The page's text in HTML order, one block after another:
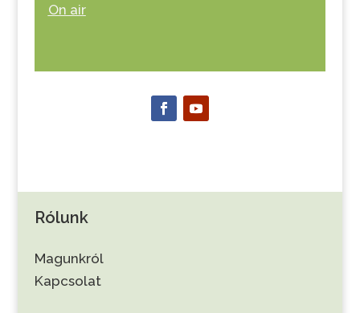
On air
Rólunk
Magunkról
Kapcsolat